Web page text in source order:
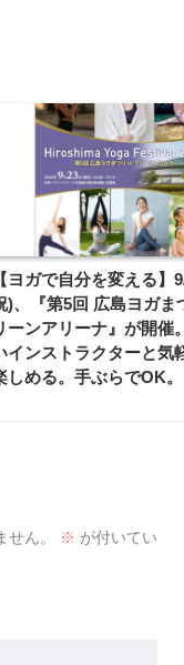
【ヨガで自分を変える】
)、『第5回 広島ヨガま
ーンアリーナ』が開催
インストラクターと気
しめる。手ぶらでOK。
ん。 ※ が付いてい